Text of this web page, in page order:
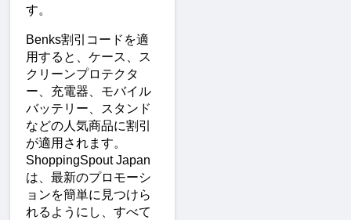
す。
Benks割引コードを適
用すると、ケース、ス
クリーンプロテクタ
ー、充電器、モバイル
バッテリー、スタンド
などの人気商品に割引
が適用されます。
ShoppingSpout Japan
は、最新のプロモーシ
ョンを簡単に見つけら
れるようにし、すべて